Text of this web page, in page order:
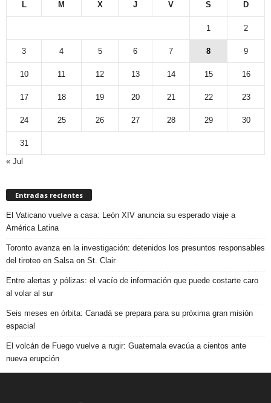
L M X J V S D
1 2
3 4 5 6 7 8 9
10 11 12 13 14 15 16
17 18 19 20 21 22 23
24 25 26 27 28 29 30
31
« Jul
Entradas recientes
El Vaticano vuelve a casa: León XIV anuncia su esperado viaje a
América Latina
Toronto avanza en la investigación: detenidos los presuntos responsables
del tiroteo en Salsa on St. Clair
Entre alertas y pólizas: el vacío de información que puede costarte caro
al volar al sur
Seis meses en órbita: Canadá se prepara para su próxima gran misión
espacial
El volcán de Fuego vuelve a rugir: Guatemala evacúa a cientos ante
nueva erupción